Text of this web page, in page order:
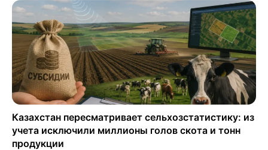
Казахстан пересматривает сельхозстатистику: из
учета исключили миллионы голов скота и тонн
продукции